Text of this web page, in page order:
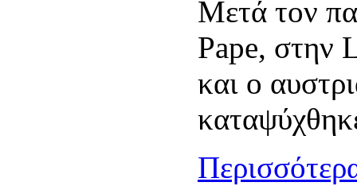
Μετά τον
Pape, στην
και ο